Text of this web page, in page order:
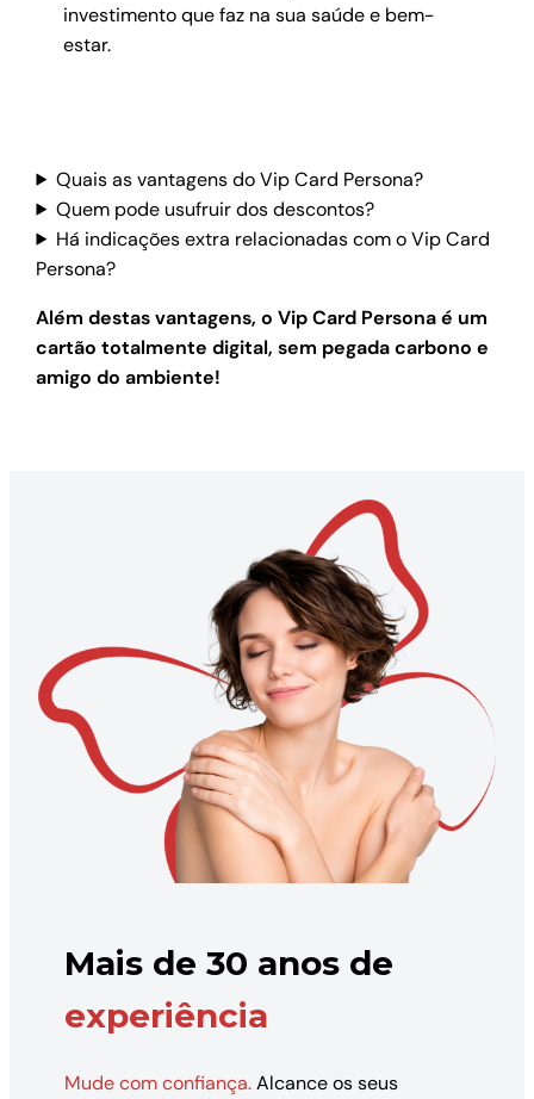
investimento que faz na sua saúde e bem-
estar.
Quais as vantagens do Vip Card Persona?
Quem pode usufruir dos descontos?
Há indicações extra relacionadas com o Vip Card
Persona?
Além destas vantagens, o Vip Card Persona é um
cartão totalmente digital, sem pegada carbono e
amigo do ambiente!
Mais de 30 anos de
experiência
Mude com confiança.Alcance os seus